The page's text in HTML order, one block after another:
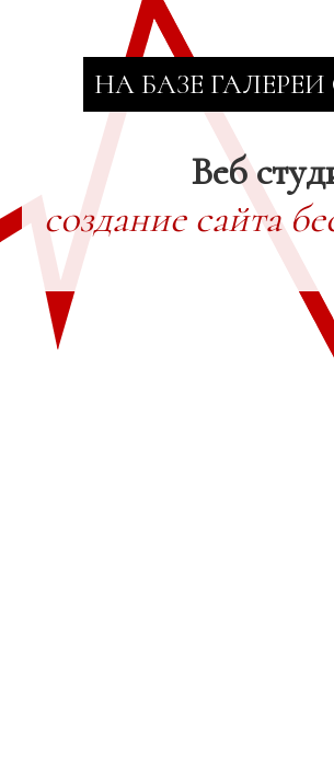
НА БАЗЕ
Веб
создание сайта